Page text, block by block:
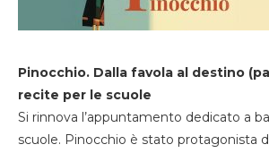
Pinocchio. Dalla favola al destino
recite per le scuole
Si rinnova l’appuntamento dedicato a
scuole. Pinocchio è stato protagonista